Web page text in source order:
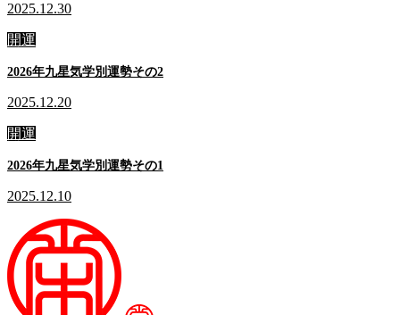
2025.12.30
開運
2026年九星気学別運勢その2
2025.12.20
開運
2026年九星気学別運勢その1
2025.12.10